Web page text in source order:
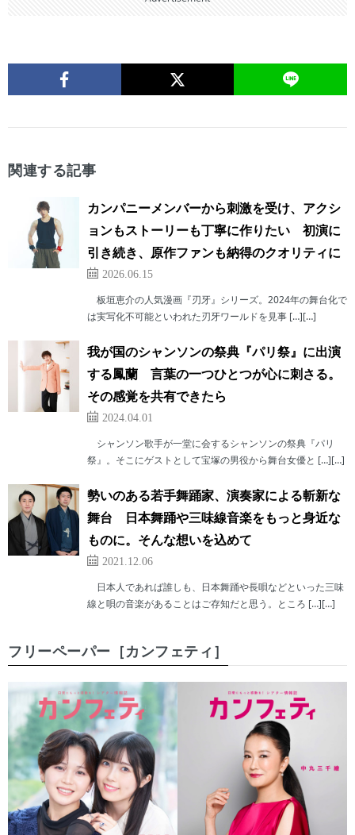
関連する記事
カンパニーメンバーから刺激を受け、アクシ
ョンもストーリーも丁寧に作りたい 初演に
引き続き、原作ファンも納得のクオリティに
2026.06.15
板垣恵介の人気漫画『刃牙』シリーズ。2024年の舞台化で
は実写化不可能といわれた刃牙ワールドを見事 […][…]
我が国のシャンソンの祭典『パリ祭』に出演
する鳳蘭 言葉の一つひとつが心に刺さる。
その感覚を共有できたら
2024.04.01
シャンソン歌手が一堂に会するシャンソンの祭典『パリ
祭』。そこにゲストとして宝塚の男役から舞台女優と […][…]
勢いのある若手舞踊家、演奏家による斬新な
舞台 日本舞踊や三味線音楽をもっと身近な
ものに。そんな想いを込めて
2021.12.06
日本人であれば誰しも、日本舞踊や長唄などといった三味
線と唄の音楽があることはご存知だと思う。ところ […][…]
フリーペーパー［カンフェティ］